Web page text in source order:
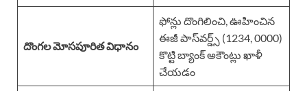
దొంగల మోసపూరిత విధానం
ఫోన్లు దొంగిలించి, ఊహించిన
ఈజీ పాస్‌వర్డ్స్ (1234, 0000)
కొట్టి బ్యాంక్ అకౌంట్లు ఖాళీ
చేయడం